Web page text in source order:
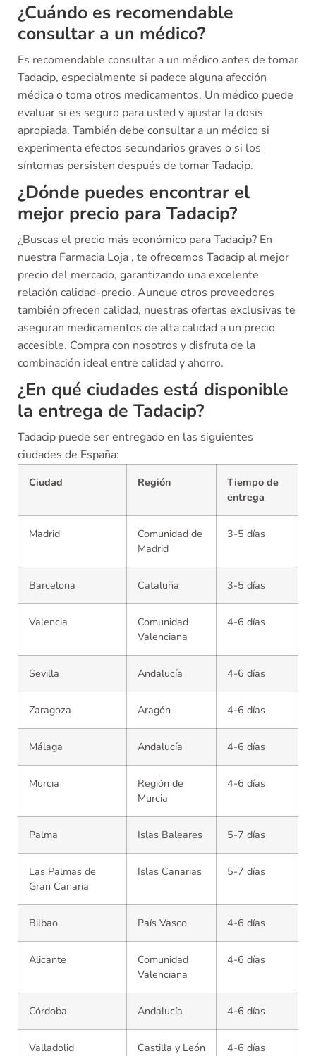
¿Cuándo es recomendable
consultar a un médico?
Es recomendable consultar a un médico antes de tomar
Tadacip, especialmente si padece alguna afección
médica o toma otros medicamentos. Un médico puede
evaluar si es seguro para usted y ajustar la dosis
apropiada. También debe consultar a un médico si
experimenta efectos secundarios graves o si los
síntomas persisten después de tomar Tadacip.
¿Dónde puedes encontrar el
mejor precio para Tadacip?
¿Buscas el precio más económico para Tadacip? En
nuestra Farmacia Loja , te ofrecemos Tadacip al mejor
precio del mercado, garantizando una excelente
relación calidad-precio. Aunque otros proveedores
también ofrecen calidad, nuestras ofertas exclusivas te
aseguran medicamentos de alta calidad a un precio
accesible. Compra con nosotros y disfruta de la
combinación ideal entre calidad y ahorro.
¿En qué ciudades está disponible
la entrega de Tadacip?
Tadacip puede ser entregado en las siguientes
ciudades de España:
Ciudad Región
Tiempo de
entrega
Madrid
Comunidad de
Madrid
3-5 días
Barcelona Cataluña 3-5 días
Valencia
Comunidad
Valenciana
4-6 días
Sevilla Andalucía 4-6 días
Zaragoza Aragón 4-6 días
Málaga Andalucía 4-6 días
Murcia
Región de
Murcia
4-6 días
Palma Islas Baleares 5-7 días
Las Palmas de
Gran Canaria
Islas Canarias 5-7 días
Bilbao País Vasco 4-6 días
Alicante
Comunidad
Valenciana
4-6 días
Córdoba Andalucía 4-6 días
Valladolid Castilla y León 4-6 días